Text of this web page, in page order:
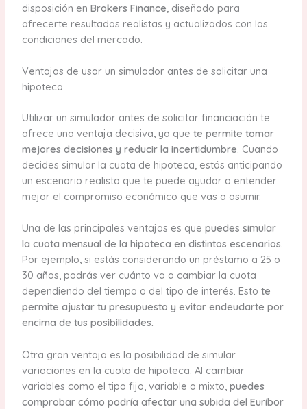
disposición en Brokers Finance , diseñado para
ofrecerte resultados realistas y actualizados con las
condiciones del mercado.
Ventajas de usar un simulador antes de solicitar una
hipoteca
Utilizar un simulador antes de solicitar financiación te
ofrece una ventaja decisiva, ya que te permite tomar
mejores decisiones y reducir la incertidumbre. Cuando
decides simular la cuota de hipoteca, estás anticipando
un escenario realista que te puede ayudar a entender
mejor el compromiso económico que vas a asumir.
Una de las principales ventajas es que puedes simular
la cuota mensual de la hipoteca en distintos escenarios.
Por ejemplo, si estás considerando un préstamo a 25 o
30 años, podrás ver cuánto va a cambiar la cuota
dependiendo del tiempo o del tipo de interés. Esto te
permite ajustar tu presupuesto y evitar endeudarte por
encima de tus posibilidades.
Otra gran ventaja es la posibilidad de simular
variaciones en la cuota de hipoteca. Al cambiar
variables como el tipo fijo, variable o mixto, puedes
comprobar cómo podría afectar una subida del Euríbor